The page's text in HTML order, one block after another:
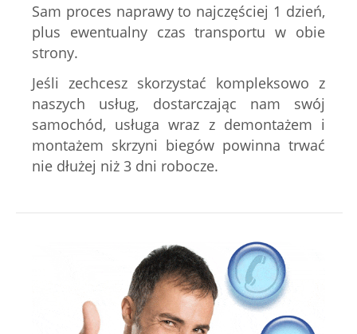
Sam proces naprawy to najczęściej 1 dzień,
plus ewentualny czas transportu w obie
strony.
Jeśli zechcesz skorzystać kompleksowo z
naszych usług, dostarczając nam swój
samochód, usługa wraz z demontażem i
montażem skrzyni biegów powinna trwać
nie dłużej niż 3 dni robocze.